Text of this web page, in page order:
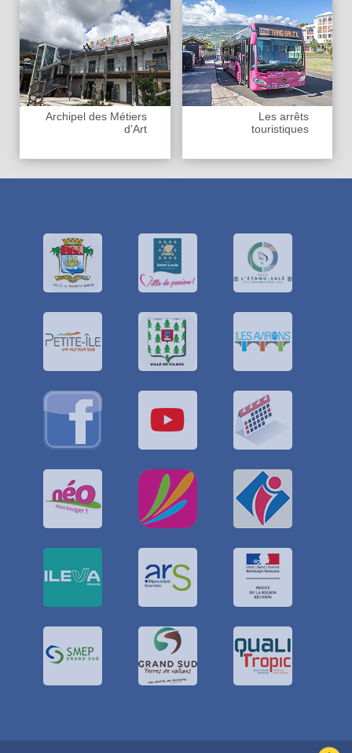
Archipel des Métiers
d’Art
Les arrêts
touristiques